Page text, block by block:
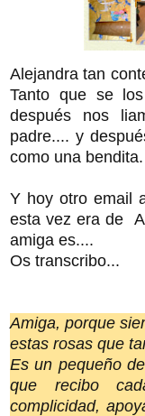
Alejandra tan
Tanto que se
después nos
padre.... y
como una bendita.
Y hoy otro email
esta vez era de
amiga es....
Os transcribo...
Amiga, porque
estas rosas que
Es un pequeño
que recibo
complicidad,